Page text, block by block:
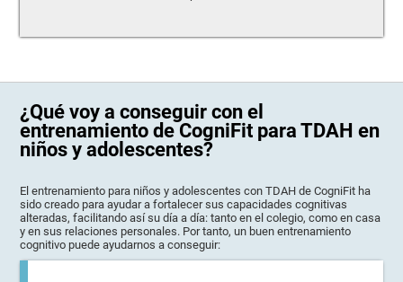
¿Qué voy a conseguir con el
entrenamiento de CogniFit para TDAH en
niños y adolescentes?
El entrenamiento para niños y adolescentes con TDAH de CogniFit ha
sido creado para ayudar a fortalecer sus capacidades cognitivas
alteradas, facilitando así su día a día: tanto en el colegio, como en casa
y en sus relaciones personales. Por tanto, un buen entrenamiento
cognitivo puede ayudarnos a conseguir: